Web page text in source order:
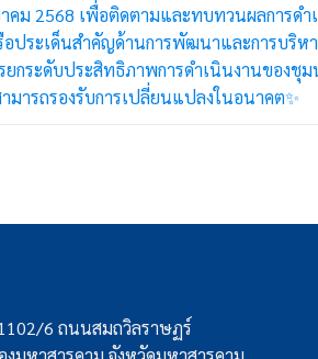
คม 2568 เพื่อติดตามและทบทวนผลการดำ
ประเด็นสำคัญด้านการพัฒนาและการบริห
ยกระดับประสิทธิภาพการดำเนินงานของชุ
มารถรองรับการเปลี่ยนแปลงในอนาคต✨
6 ถนนสมถวิลราษฏร์